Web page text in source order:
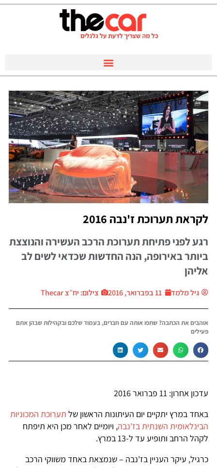
תערוכת ז'נבה 2016
לפני פתיחת תערוכת הרכב העשירה והנוצצת
באירופה, הנה החדשות שכדאי לשים לב
גיל מלמד 11 בפברואר, 2016 צילום: יח״צ Thecar
את הכתבה? שתפו אותה עם חברים, בעמוד שלכם ובקהילות שבהן אתם
אחרון: 11 פברואר 2016
במרץ יתקיים יום העיתונות הראשון שלתערוכת המכוניות
השנתית בז'נבה, ויומיים לאחר מכן היא תיפתח
הרחב ותופיע עד ל-13 במרץ.
עיקר העניין בז'נבה – שנמצאת באחד משווקי הרכב